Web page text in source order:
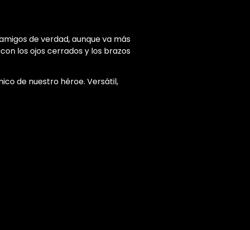
de verdad, aunque va más
los ojos cerrados y los brazos
de nuestro héroe. Versátil,